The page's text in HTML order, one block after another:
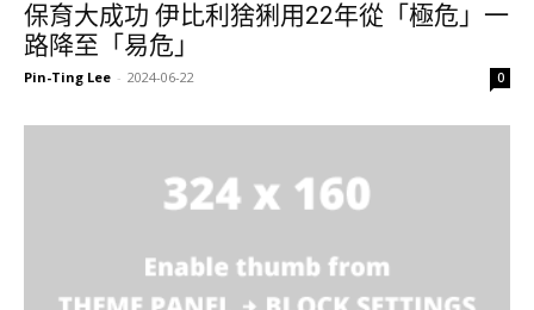
保育大成功 伊比利猞猁用22年從「極危」一
路降至「易危」
Pin-Ting Lee - 2024-06-22 0